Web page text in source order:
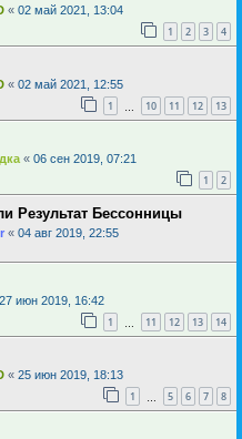
« 02 май 2021, 13:04
1 2 3 4
« 02 май 2021, 12:55
1 10 11 12 13
« 06 сен 2019, 07:21
1 2
Результат Бессонницы
« 04 авг 2019, 22:55
27 июн 2019, 16:42
1 11 12 13 14
« 25 июн 2019, 18:13
1 5 6 7 8